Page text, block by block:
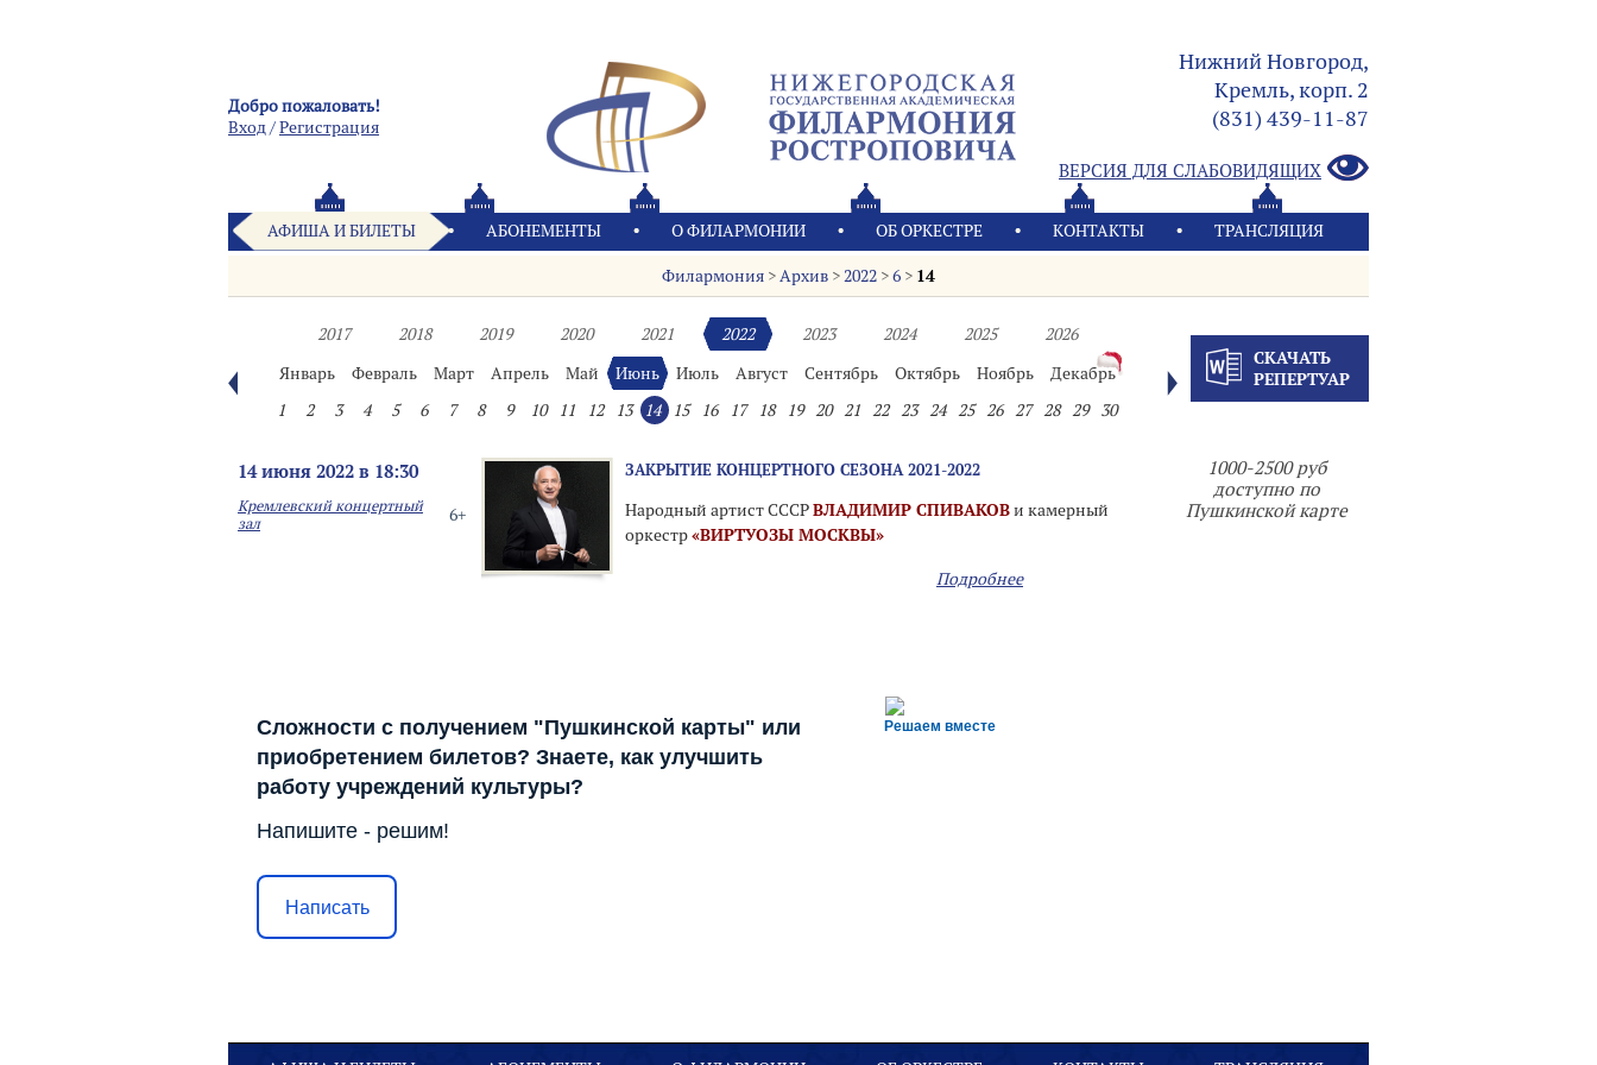
Добро пожаловать!
Вход/Pегистрация
Нижний Новгород,
Кремль, корп. 2
(831) 439-11-87
ВЕРСИЯ ДЛЯ СЛАБОВИДЯЩИХ
АФИША И БИЛЕТЫ АБОНЕМЕНТЫ О ФИЛАРМОНИИ OБ ОРКЕСТРЕ КОНТАКТЫ ТРАНСЛЯЦИЯ
Филармония >Архив >2022 >6 > 14
2017 2018 2019 2020 2021 2022 2023 2024 2025
2026
Январь
Февраль Март Апрель Май Июнь Июль Август Сентябрь Октябрь Ноябрь
Декабрь
1
2 3 4 5 6 7 8 9 10 11 12 13 14 15 16 17 18 19 20 21 22 23 24 25 26 27 28 29 30
СКАЧАТЬ
РЕПЕРТУАР
14 июня 2022 в 18:30
6+
Кремлевский концертный
зал
ЗАКРЫТИЕ КОНЦЕРТНОГО СЕЗОНА 2021-2022
Народный артист СССРВЛАДИМИР СПИВАКОВи камерный
оркестр«ВИРТУОЗЫ МОСКВЫ»
Подробнее
1000-2500 руб
доступно по
Пушкинской карте
Решаем вместе
Сложности с получением "Пушкинской карты" или
приобретением билетов? Знаете, как улучшить
работу учреждений культуры?
Напишите - решим!
Написать